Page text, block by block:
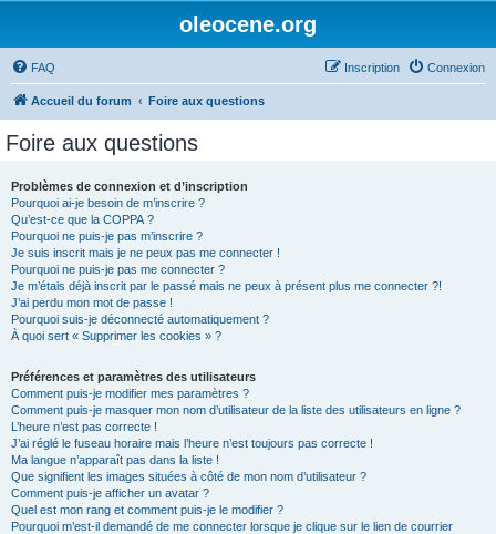
oleocene.org
FAQ Connexion
Inscription
Accueil du forum Foire aux questions
Foire aux questions
Problèmes de connexion et d’inscription
Pourquoi ai-je besoin de m’inscrire ?
Qu’est-ce que la COPPA ?
Pourquoi ne puis-je pas m’inscrire ?
Je suis inscrit mais je ne peux pas me connecter !
Pourquoi ne puis-je pas me connecter ?
Je m’étais déjà inscrit par le passé mais ne peux à présent plus me connecter ?!
J’ai perdu mon mot de passe !
Pourquoi suis-je déconnecté automatiquement ?
À quoi sert « Supprimer les cookies » ?
Préférences et paramètres des utilisateurs
Comment puis-je modifier mes paramètres ?
Comment puis-je masquer mon nom d’utilisateur de la liste des utilisateurs en ligne ?
L’heure n’est pas correcte !
J’ai réglé le fuseau horaire mais l’heure n’est toujours pas correcte !
Ma langue n’apparaît pas dans la liste !
Que signifient les images situées à côté de mon nom d’utilisateur ?
Comment puis-je afficher un avatar ?
Quel est mon rang et comment puis-je le modifier ?
Pourquoi m’est-il demandé de me connecter lorsque je clique sur le lien de courrier